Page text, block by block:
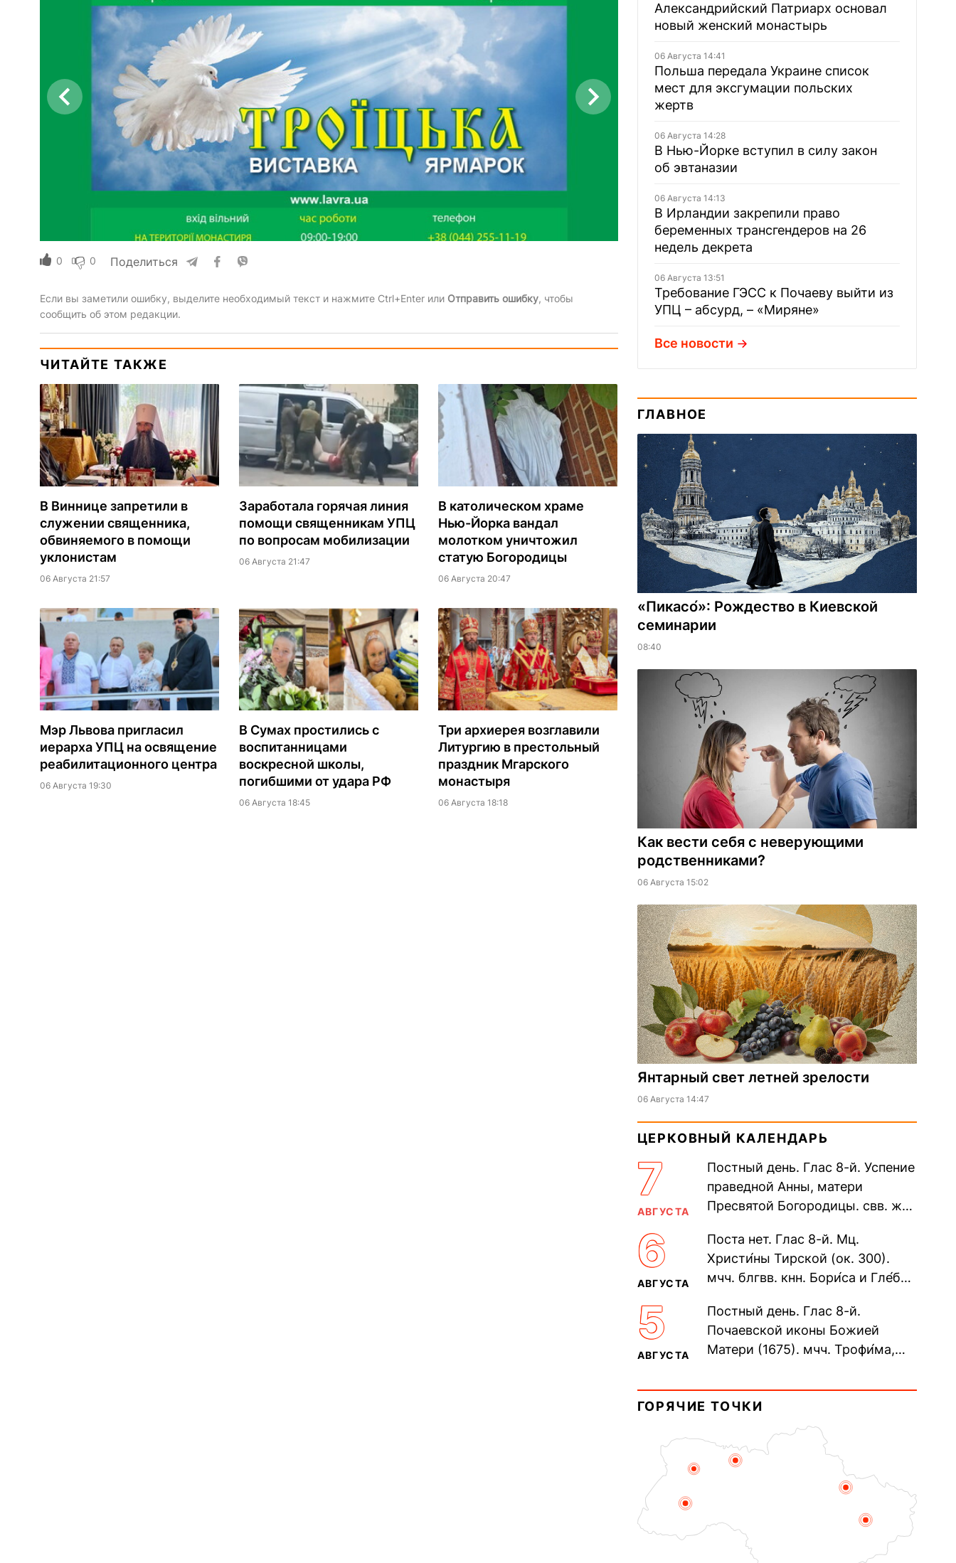
0 0 Поделиться
Если вы заметили ошибку, выделите необходимый текст и нажмите Ctrl+Enter или Отправить ошибку, чтобы
сообщить об этом редакции.
ЧИТАЙТЕ ТАКЖЕ
В Виннице запретили в
служении священника,
обвиняемого в помощи
уклонистам
06 Августа 21:57
Заработала горячая линия
помощи священникам УПЦ
по вопросам мобилизации
06 Августа 21:47
В католическом храме
Нью-Йорка вандал
молотком уничтожил
статую Богородицы
06 Августа 20:47
Мэр Львова пригласил
иерарха УПЦ на освящение
реабилитационного центра
06 Августа 19:30
В Сумах простились с
воспитанницами
воскресной школы,
погибшими от удара РФ
06 Августа 18:45
Три архиерея возглавили
Литургию в престольный
праздник Мгарского
монастыря
06 Августа 18:18
Александрийский Патриарх основал
новый женский монастырь
06 Августа 14:41
Польша передала Украине список
мест для эксгумации польских
жертв
06 Августа 14:28
В Нью-Йорке вступил в силу закон
об эвтаназии
06 Августа 14:13
В Ирландии закрепили право
беременных трансгендеров на 26
недель декрета
06 Августа 13:51
Требование ГЭСС к Почаеву выйти из
УПЦ – абсурд, – «Миряне»
Все новости
ГЛАВНОЕ
«Пикасо́»: Рождество в Киевской
семинарии
08:40
Как вести себя с неверующими
родственниками?
06 Августа 15:02
Янтарный свет летней зрелости
06 Августа 14:47
ЦЕРКОВНЫЙ КАЛЕНДАРЬ
7
АВГУСТА
Постный день. Глас 8-й. Успение
праведной Анны, матери
Пресвятой Богородицы. свв. жен
прп. Евпракси́и девы,...
6
АВГУСТА
Поста нет. Глас 8-й. Мц.
Христи́ны Тирской (ок. 300).
мчч. блгвв. кнн. Бори́са и Гле́ба,
Дави́да (1015). Прп....
5
АВГУСТА
Постный день. Глас 8-й.
Почаевской иконы Божией
Матери (1675). мчч. Трофи́ма,
мучеников (284–305). прав.
воина Фео́дора...
ГОРЯЧИЕ ТОЧКИ